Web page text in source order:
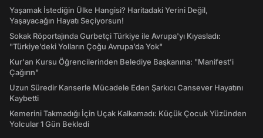
Yaşamak İstediğin Ülke Hangisi? Haritadaki Yerini Değil,
Yaşayacağın Hayatı Seçiyorsun!
Sokak Röportajında Gurbetçi Türkiye ile Avrupa'yı Kıyasladı:
"Türkiye’deki Yolların Çoğu Avrupa’da Yok"
Kur'an Kursu Öğrencilerinden Belediye Başkanına: "Manifest’i
Çağırın"
Uzun Süredir Kanserle Mücadele Eden Şarkıcı Cansever Hayatını
Kaybetti
Kemerini Takmadığı İçin Uçak Kalkamadı: Küçük Çocuk Yüzünden
Yolcular 1 Gün Bekledi